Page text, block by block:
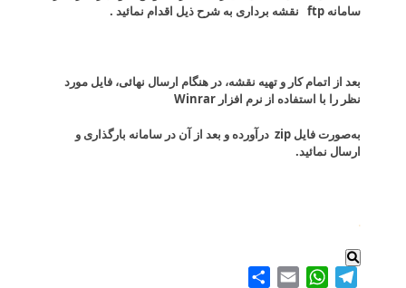
سامانه ftp نقشه برداری به شرح ذیل اقدام نمائید .
بعد از اتمام کار و تهیه نقشه، در هنگام ارسال نهائی، فایل مورد
نظر را با استفاده از نرم افزار Winrar
به‌صورت فایل zip درآورده و بعد از آن در سامانه بارگذاری و
ارسال نمائید.
.
Telegram
WhatsApp
Email